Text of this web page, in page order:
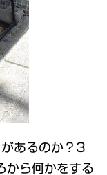
あるのか？3
から何かをする